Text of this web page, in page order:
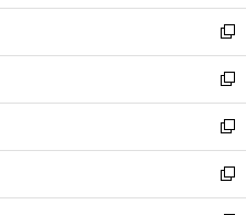
ウ
ィ
ン
ド
ウ
で
開
く
し
い
ウ
ィ
ン
ド
ウ
で
開
新
し
い
ウ
ィ
ン
ド
ウ
新
し
い
ウ
ィ
ン
新
し
い
ウ
新
し